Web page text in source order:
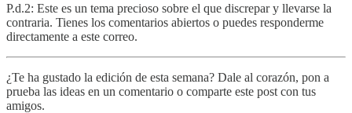
P.d.2: Este es un tema precioso sobre el que discrepar y llevarse la
contraria. Tienes los comentarios abiertos o puedes responderme
directamente a este correo.
¿Te ha gustado la edición de esta semana? Dale al corazón, pon a
prueba las ideas en un comentario o comparte este post con tus
amigos.